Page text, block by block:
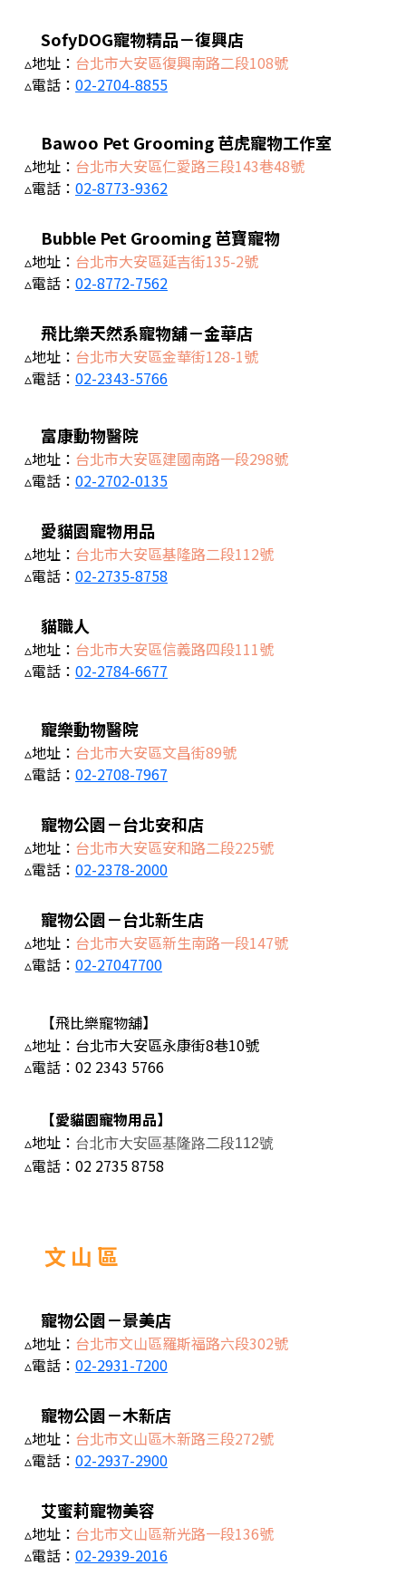
SofyDOG寵物精品－復興店
▵地址： 台北市大安區復興南路二段108號
▵電話： 02-2704-8855
Bawoo Pet Grooming 芭虎寵物工作室
▵地址： 台北市大安區仁愛路三段143巷48號
▵電話： 02-8773-9362
Bubble Pet Grooming 芭寶寵物
▵地址： 台北市大安區延吉街135-2號
▵電話： 02-8772-7562
飛比樂天然系寵物舖－金華店
▵地址： 台北市大安區金華街128-1號
▵電話： 02-2343-5766
富康動物醫院
▵地址： 台北市大安區建國南路一段298號
▵電話： 02-2702-0135
愛貓園寵物用品
▵地址： 台北市大安區基隆路二段112號
▵電話： 02-2735-8758
貓職人
▵地址： 台北市大安區信義路四段111號
▵電話： 02-2784-6677
寵樂動物醫院
▵地址： 台北市大安區文昌街89號
▵電話： 02-2708-7967
寵物公園－台北安和店
▵地址： 台北市大安區安和路二段225號
▵電話： 02-2378-2000
寵物公園－台北新生店
▵地址： 台北市大安區新生南路一段147號
▵電話： 02-27047700
【飛比樂寵物舖】
▵地址：台北市大安區永康街8巷10號
▵電話： 02 2343 5766
【愛貓園寵物用品】
▵地址： 台北市大安區基隆路二段112號
▵電話： 02 2735 8758
文 山 區
寵物公園－景美店
▵地址： 台北市文山區羅斯福路六段302號
▵電話： 02-2931-7200
寵物公園－木新店
▵地址： 台北市文山區木新路三段272號
▵電話： 02-2937-2900
艾蜜莉寵物美容
▵地址： 台北市文山區新光路一段136號
▵電話： 02-2939-2016